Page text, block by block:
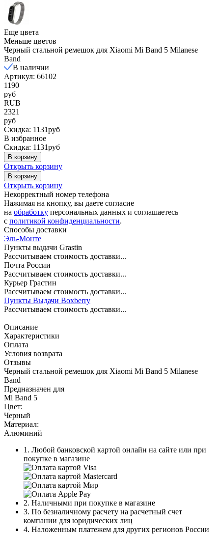
Еще цвета
Меньше цветов
Черный стальной ремешок для Xiaomi Mi Band 5 Milanese
Band
В наличии
Артикул: 66102
1190
руб
RUB
2321
руб
Скидка: 1131руб
В избранное
Скидка: 1131руб
В корзину
Открыть корзину
В корзину
Открыть корзину
Некорректный номер телефона
Нажимая на кнопку, вы даете согласие
на обработку персональных данных и соглашаетесь
c политикой конфиденциальности.
Способы доставки
Эль-Монте
Пункты выдачи Grastin
Рассчитываем стоимость доставки...
Почта России
Рассчитываем стоимость доставки...
Курьер Грастин
Рассчитываем стоимость доставки...
Пункты Выдачи Boxberry
Рассчитываем стоимость доставки...
Описание
Характеристики
Оплата
Условия возврата
Отзывы
Черный стальной ремешок для Xiaomi Mi Band 5 Milanese
Band
Предназначен для
Mi Band 5
Цвет:
Черный
Материал:
Алюминий
1. Любой банковской картой онлайн на сайте или при
покупке в магазине
2. Наличными при покупке в магазине
3. По безналичному расчету на расчетный счет
компании для юридических лиц
4. Наложенным платежем для других регионов России